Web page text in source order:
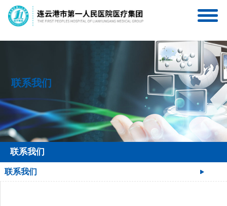
连一医医疗集团服务号
联系我们
联系我们
联系我们